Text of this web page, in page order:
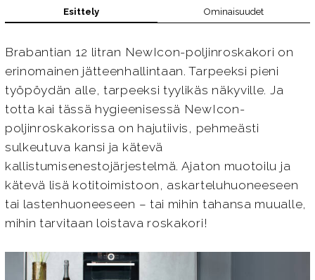
Esittely Ominaisuudet
Brabantian 12 litran NewIcon-poljinroskakori on
erinomainen jätteenhallintaan. Tarpeeksi pieni
työpöydän alle, tarpeeksi tyylikäs näkyville. Ja
totta kai tässä hygieenisessä NewIcon-
poljinroskakorissa on hajutiivis, pehmeästi
sulkeutuva kansi ja kätevä
kallistumisenestojärjestelmä. Ajaton muotoilu ja
kätevä lisä kotitoimistoon, askarteluhuoneeseen
tai lastenhuoneeseen – tai mihin tahansa muualle,
mihin tarvitaan loistava roskakori!